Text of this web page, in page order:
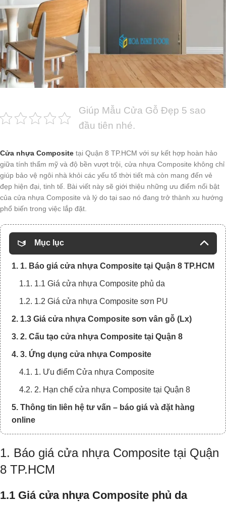
Giúp Mẫu Cửa Gỗ Đẹp 5 sao
đầu tiên nhé.
Cửa nhựa Composite tại Quận 8 TP.HCM với sự kết hợp hoàn hảo
giữa tính thẩm mỹ và độ bền vượt trội, cửa nhựa Composite không chỉ
giúp bảo vệ ngôi nhà khỏi các yếu tố thời tiết mà còn mang đến vẻ
đẹp hiện đại, tinh tế. Bài viết này sẽ giới thiệu những ưu điểm nổi bật
của cửa nhựa Composite và lý do tại sao nó đang trở thành xu hướng
phổ biến trong việc lắp đặt.
Mục lục
1. 1. Báo giá cửa nhựa Composite tại Quận 8 TP.HCM
1.1. 1.1 Giá cửa nhựa Composite phủ da
1.2. 1.2 Giá cửa nhựa Composite sơn PU
2. 1.3 Giá cửa nhựa Composite sơn vân gỗ (Lx)
3. 2. Cấu tạo cửa nhựa Composite tại Quận 8
4. 3. Ứng dụng cửa nhựa Composite
4.1. 1. Ưu điểm Cửa nhựa Composite
4.2. 2. Hạn chế cửa nhựa Composite tại Quận 8
5. Thông tin liên hệ tư vấn – báo giá và đặt hàng
online
1. Báo giá cửa nhựa Composite tại Quận
8 TP.HCM
1.1 Giá cửa nhựa Composite phủ da